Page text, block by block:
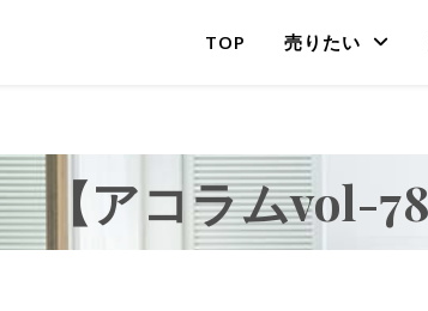
TOP 売りたい
【アコラムvol-